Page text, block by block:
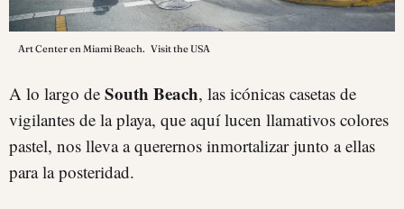
Art Center en Miami Beach. Visit the USA
A lo largo de South Beach, las icónicas casetas de
vigilantes de la playa, que aquí lucen llamativos colores
pastel, nos lleva a querernos inmortalizar junto a ellas
para la posteridad.